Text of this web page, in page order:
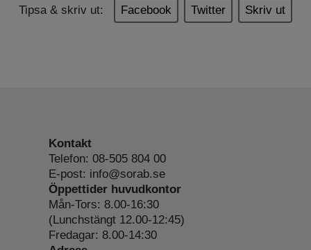
Tipsa & skriv ut: Facebook Twitter Skriv ut
Kontakt
Telefon: 08-505 804 00
E-post: info@sorab.se
Öppettider huvudkontor
Mån-Tors: 8.00-16:30
(Lunchstängt 12.00-12:45)
Fredagar: 8.00-14:30